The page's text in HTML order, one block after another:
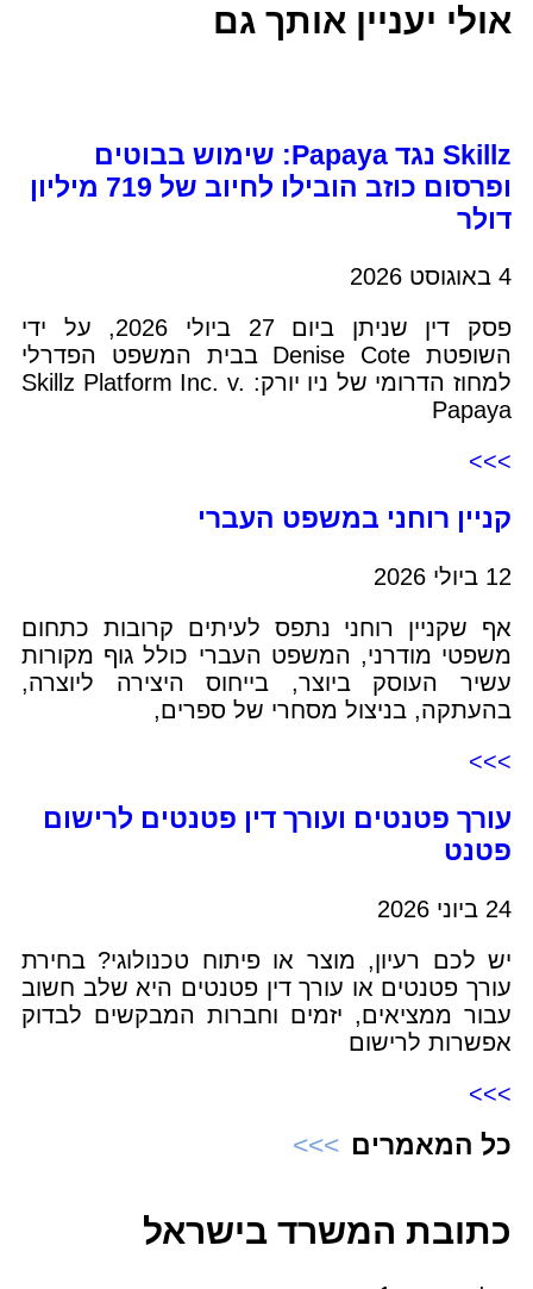
אולי יעניין אותך גם
Skillz נגד Papaya: שימוש בבוטים
ופרסום כוזב הובילו לחיוב של 719 מיליון
דולר
4 באוגוסט 2026
פסק דין שניתן ביום 27 ביולי 2026, על ידי
השופטת Denise Cote בבית המשפט הפדרלי
למחוז הדרומי של ניו יורק: Skillz Platform Inc. v.
Papaya
>>>
קניין רוחני במשפט העברי
12 ביולי 2026
אף שקניין רוחני נתפס לעיתים קרובות כתחום
משפטי מודרני, המשפט העברי כולל גוף מקורות
עשיר העוסק ביוצר, בייחוס היצירה ליוצרה,
בהעתקה, בניצול מסחרי של ספרים,
>>>
עורך פטנטים ועורך דין פטנטים לרישום
פטנט
24 ביוני 2026
יש לכם רעיון, מוצר או פיתוח טכנולוגי? בחירת
עורך פטנטים או עורך דין פטנטים היא שלב חשוב
עבור ממציאים, יזמים וחברות המבקשים לבדוק
אפשרות לרישום
>>>
כל המאמרים
כתובת המשרד בישראל